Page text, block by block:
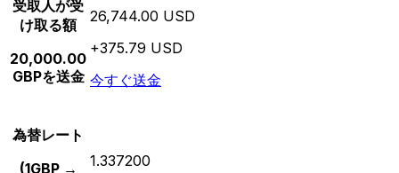
受取人が受
け取る額
20,000.00
GBPを送金
26,744.00 USD
+375.79 USD
今すぐ送金
為替レート
(1GBP →
1.337200